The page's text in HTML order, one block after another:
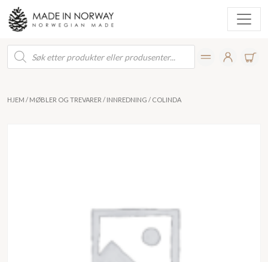
Products
search
HJEM / MØBLER OG TREVARER / INNREDNING / COLINDA